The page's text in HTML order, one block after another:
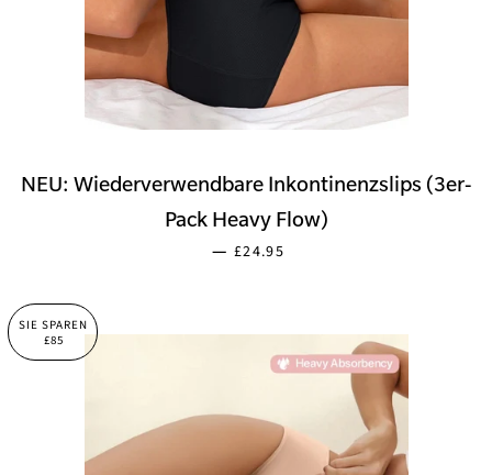
NEU: Wiederverwendbare Inkontinenzslips (3er-
Pack Heavy Flow)
— NORMALER PREIS
£24.95
SIE SPAREN
£85